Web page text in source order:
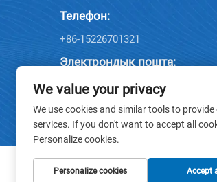
Телефон:
+86-15226701321
Электрондық пошта:
Company E-mail:[email protected]
We value your privacy
We use cookies and similar tools to provide
services. If you don't want to accept all
Personalize cookies.
Personalize cookies Accept